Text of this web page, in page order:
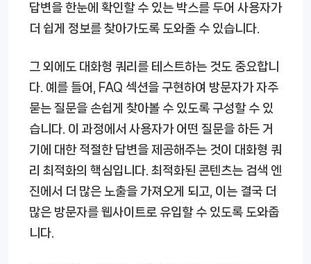
답변을 한눈에 확인할 수 있는 박스를 두어 사용자가
더 쉽게 정보를 찾아가도록 도와줄 수 있습니다.
그 외에도 대화형 쿼리를 테스트하는 것도 중요합니
다. 예를 들어, FAQ 섹션을 구현하여 방문자가 자주
묻는 질문을 손쉽게 찾아볼 수 있도록 구성할 수 있
습니다. 이 과정에서 사용자가 어떤 질문을 하든 거
기에 대한 적절한 답변을 제공해주는 것이 대화형 쿼
리 최적화의 핵심입니다. 최적화된 콘텐츠는 검색 엔
진에서 더 많은 노출을 가져오게 되고, 이는 결국 더
많은 방문자를 웹사이트로 유입할 수 있도록 도와줍
니다.